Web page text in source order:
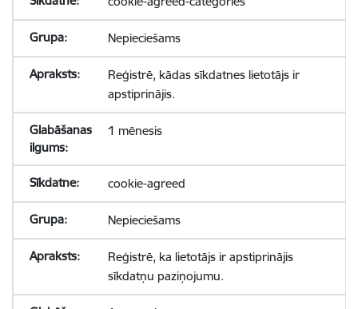
Nepieciešams
Reģistrē, kādas sīkdatnes lietotājs ir
apstiprinājis.
1 mēnesis
cookie-agreed
Nepieciešams
Reģistrē, ka lietotājs ir apstiprinājis
sīkdatņu paziņojumu.